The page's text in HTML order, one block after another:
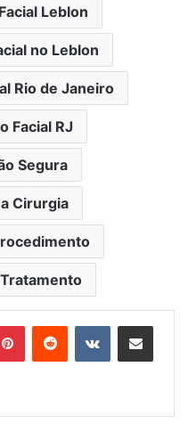
Leblon
no Leblon
Rio de Janeiro
Facial RJ
Segura
Cirurgia
PinterestReddit VK Compartilhar via e-mail